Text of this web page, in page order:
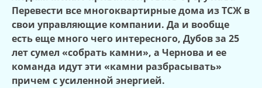
Перевести все многоквартирные дома из ТСЖ в
свои управляющие компании. Да и вообще
есть еще много чего интересного, Дубов за 25
лет сумел «собрать камни», а Чернова и ее
команда идут эти «камни разбрасывать»
причем с усиленной энергией.